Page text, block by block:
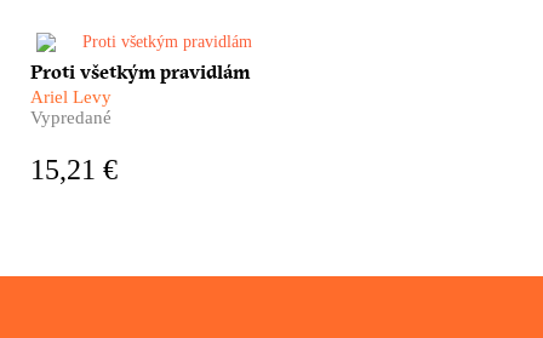
sveta i hľadača vnútorného
pokoja, román ocenený
prestížnou National Book
Award.
Ariel Levy vo svojom
autobiografickom románe
zachytáva nielen vlastný život,
ale aj našu komplikovanú
láske i obrovských stratách, o
Proti všetkým pravidlám
Ariel Levy
Vypredané
15,21 €